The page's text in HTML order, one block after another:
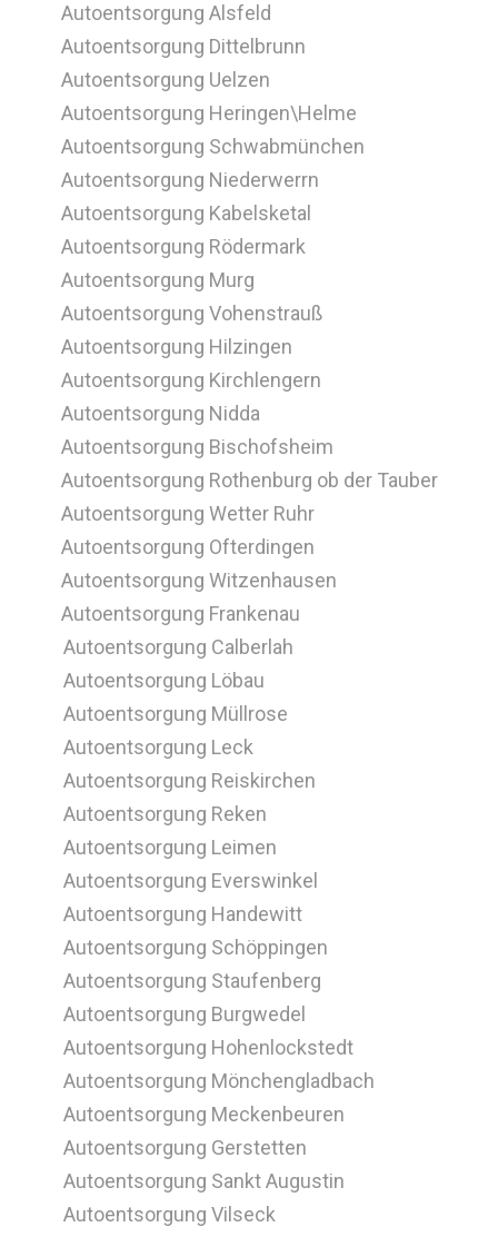
Autoentsorgung Alsfeld
Autoentsorgung Dittelbrunn
Autoentsorgung Uelzen
Autoentsorgung Heringen\Helme
Autoentsorgung Schwabmünchen
Autoentsorgung Niederwerrn
Autoentsorgung Kabelsketal
Autoentsorgung Rödermark
Autoentsorgung Murg
Autoentsorgung Vohenstrauß
Autoentsorgung Hilzingen
Autoentsorgung Kirchlengern
Autoentsorgung Nidda
Autoentsorgung Bischofsheim
Autoentsorgung Rothenburg ob der Tauber
Autoentsorgung Wetter Ruhr
Autoentsorgung Ofterdingen
Autoentsorgung Witzenhausen
Autoentsorgung Frankenau
Autoentsorgung Calberlah
Autoentsorgung Löbau
Autoentsorgung Müllrose
Autoentsorgung Leck
Autoentsorgung Reiskirchen
Autoentsorgung Reken
Autoentsorgung Leimen
Autoentsorgung Everswinkel
Autoentsorgung Handewitt
Autoentsorgung Schöppingen
Autoentsorgung Staufenberg
Autoentsorgung Burgwedel
Autoentsorgung Hohenlockstedt
Autoentsorgung Mönchengladbach
Autoentsorgung Meckenbeuren
Autoentsorgung Gerstetten
Autoentsorgung Sankt Augustin
Autoentsorgung Vilseck